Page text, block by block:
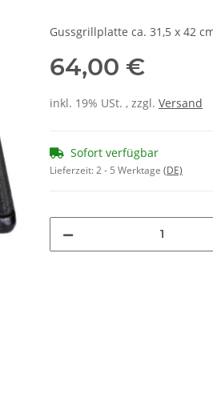
Gussgrillplatte ca. 31,5 x 42
64,00 €
inkl. 19% USt. , zzgl. Versand
Sofort verfügbar
Lieferzeit:2 - 5 Werktage (DE)